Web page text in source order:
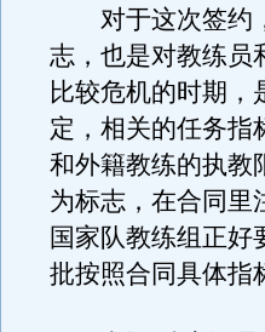
对于这次签约，
志，也是对教练员
比较危机的时期，
定，相关的任务指
和外籍教练的执教
为标志，在合同里
国家队教练组正
批按照合同具体指